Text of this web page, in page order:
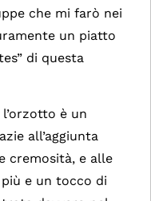
che mi farò nei
un piatto
di questa
l’orzotto è un
all’aggiunta
cremosità, e alle
e un tocco di